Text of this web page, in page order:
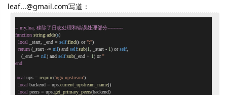
leaf...@gmail.com写道：
-- my.lua, 移除了日志处理和错误处理部分----------
function string:addr(s)
local _start, _end = self:find(s or ":")
return (_start ~= nil) and self:sub(1 , _start - 1) or self,
    (_end ~=
nil) and self:sub(_end + 1) or ''
end
local ups = require('ngx.upstream')
local backend = ups. current_upstream_name()
local peers = ups. get_primary_peers(backend)